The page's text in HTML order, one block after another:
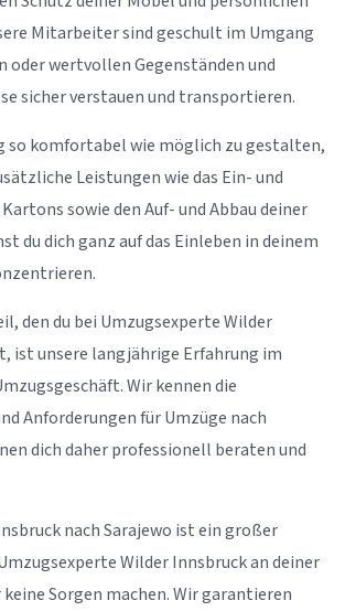
Mitarbeiter sind geschult im Umgang
oder wertvollen Gegenständen und
sicher verstauen und transportieren.
so komfortabel wie möglich zu gestalten,
Leistungen wie das Ein- und
sowie den Auf- und Abbau deiner
du dich ganz auf das Einleben in deinem
den du bei Umzugsexperte Wilder
ist unsere langjährige Erfahrung im
Wir kennen die
Anforderungen für Umzüge nach
dich daher professionell beraten und
nach Sarajewo ist ein großer
Wilder Innsbruck an deiner
Sorgen machen. Wir garantieren